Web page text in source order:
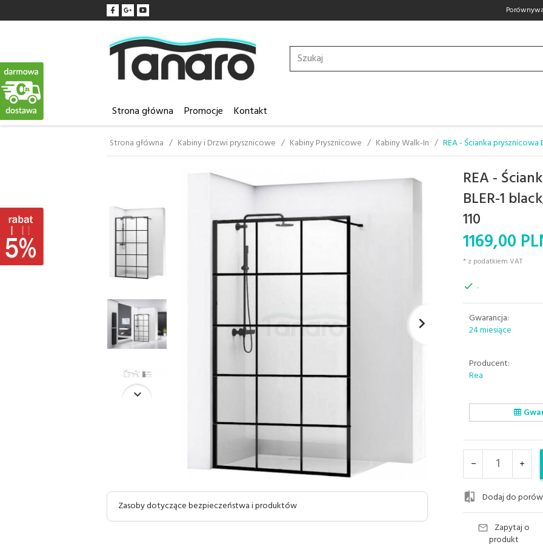
Strona główna Promocje Kontakt
Strona główna Kabiny i Drzwi prysznicowe Kabiny Prysznicowe Kabiny Walk-In REA - Ścianka prysznicowa
Zasoby dotyczące bezpieczeństwa i produktów
REA -
BLER-1
110
1169,00
* z podatkiem VAT
.
Gwarancja:
24 miesiące
Producent:
Rea
Dodaj do
Zapytaj o
produkt